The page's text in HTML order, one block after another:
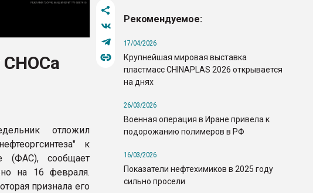
СНОСа
отложил
к
(ФАС), сообщает
на 16 февраля.
признала его
Рекомендуемое:
17/04/2026
Крупнейшая мировая выставка
пластмасс CHINAPLAS 2026 открывается
на днях
26/03/2026
Военная операция в Иране привела к
подорожанию полимеров в РФ
16/03/2026
Показатели нефтехимиков в 2025 году
сильно просели